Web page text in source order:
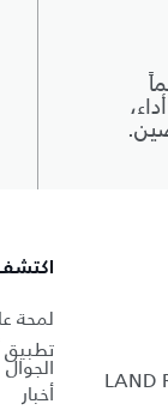
لمحة
الجوال
أخبار